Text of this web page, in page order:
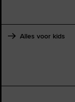
Alles voor kids